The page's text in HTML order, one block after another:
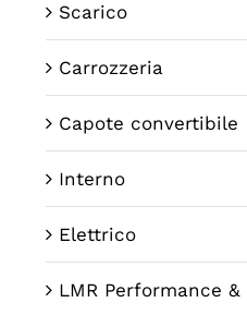
Scarico
Carrozzeria
Capote convertibile
Interno
Elettrico
LMR Performance